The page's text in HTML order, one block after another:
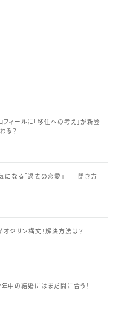
フィールに「移住への考え」が新登
る？
気になる「過去の恋愛」──聞き方
ジサン構文！解決方法は？
中の結婚にはまだ間に合う！